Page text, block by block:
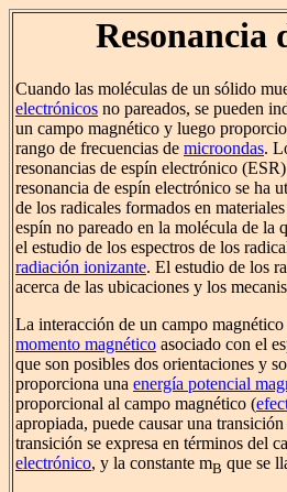
Resonancia
Cuando las moléculas de un sólido
electrónicos no pareados, se pueden
un campo magnético y luego
rango de frecuencias de microondas.
resonancias de espín electrónico
resonancia de espín electrónico se ha
de los radicales formados en
espín no pareado en la molécula de la
el estudio de los espectros de los
radiación ionizante. El estudio de los
acerca de las ubicaciones y los
La interacción de un campo
momento magnético asociado con el
que son posibles dos orientaciones y
proporciona una energía potencial
proporcional al campo magnético (
apropiada, puede causar una
transición se expresa en términos del
electrónico, y la constante mB que se